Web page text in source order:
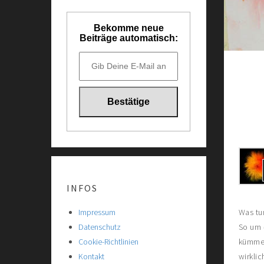
Bekomme neue
Beiträge automatisch:
INFOS
Impressum
Datenschutz
Cookie-Richtlinien
Kontakt
Was
So